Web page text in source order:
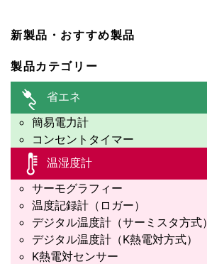
新製品・おすすめ製品
製品カテゴリー
省エネ
簡易電力計
コンセントタイマー
温湿度計
サーモグラフィー
温度記録計（ロガー）
デジタル温度計（サーミスタ方式）
デジタル温度計（K熱電対方式）
K熱電対センサー